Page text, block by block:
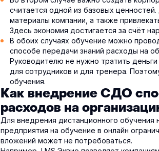
считается одной из базовых
материалы компании, а также
Здесь экономия достигается за счёт
В обоих случаях обучение можно
способе передачи знаний расходы на
Руководителю не нужно тратить
для сотрудников и для тренера.
обучения.
Как внедрение СДО
расходов на
Для внедрения дистанционного обучения
предприятия на обучение в онлайн
вложений может не потребоваться.